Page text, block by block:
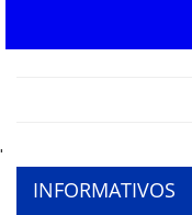
'
INFORMATIVOS